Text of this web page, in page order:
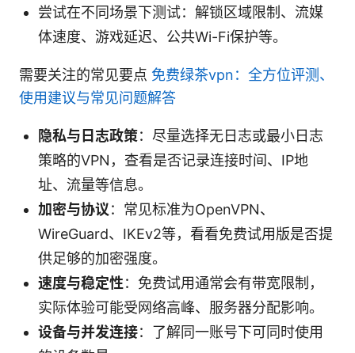
尝试在不同场景下测试：解锁区域限制、流媒
体速度、游戏延迟、公共Wi-Fi保护等。
需要关注的常见要点 免费绿茶vpn：全方位评测、
使用建议与常见问题解答
隐私与日志政策：尽量选择无日志或最小日志
策略的VPN，查看是否记录连接时间、IP地
址、流量等信息。
加密与协议：常见标准为OpenVPN、
WireGuard、IKEv2等，看看免费试用版是否提
供足够的加密强度。
速度与稳定性：免费试用通常会有带宽限制，
实际体验可能受网络高峰、服务器分配影响。
设备与并发连接：了解同一账号下可同时使用